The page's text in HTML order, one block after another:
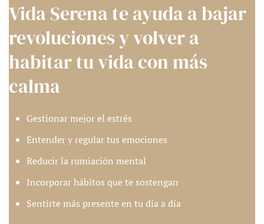
Vida Serena te ayuda a bajar
revoluciones y volver a
habitar tu vida con más
calma
Gestionar mejor el estrés
Entender y regular tus emociones
Reducir la rumiación mental
Incorporar hábitos que te sostengan
Sentirte más presente en tu día a día